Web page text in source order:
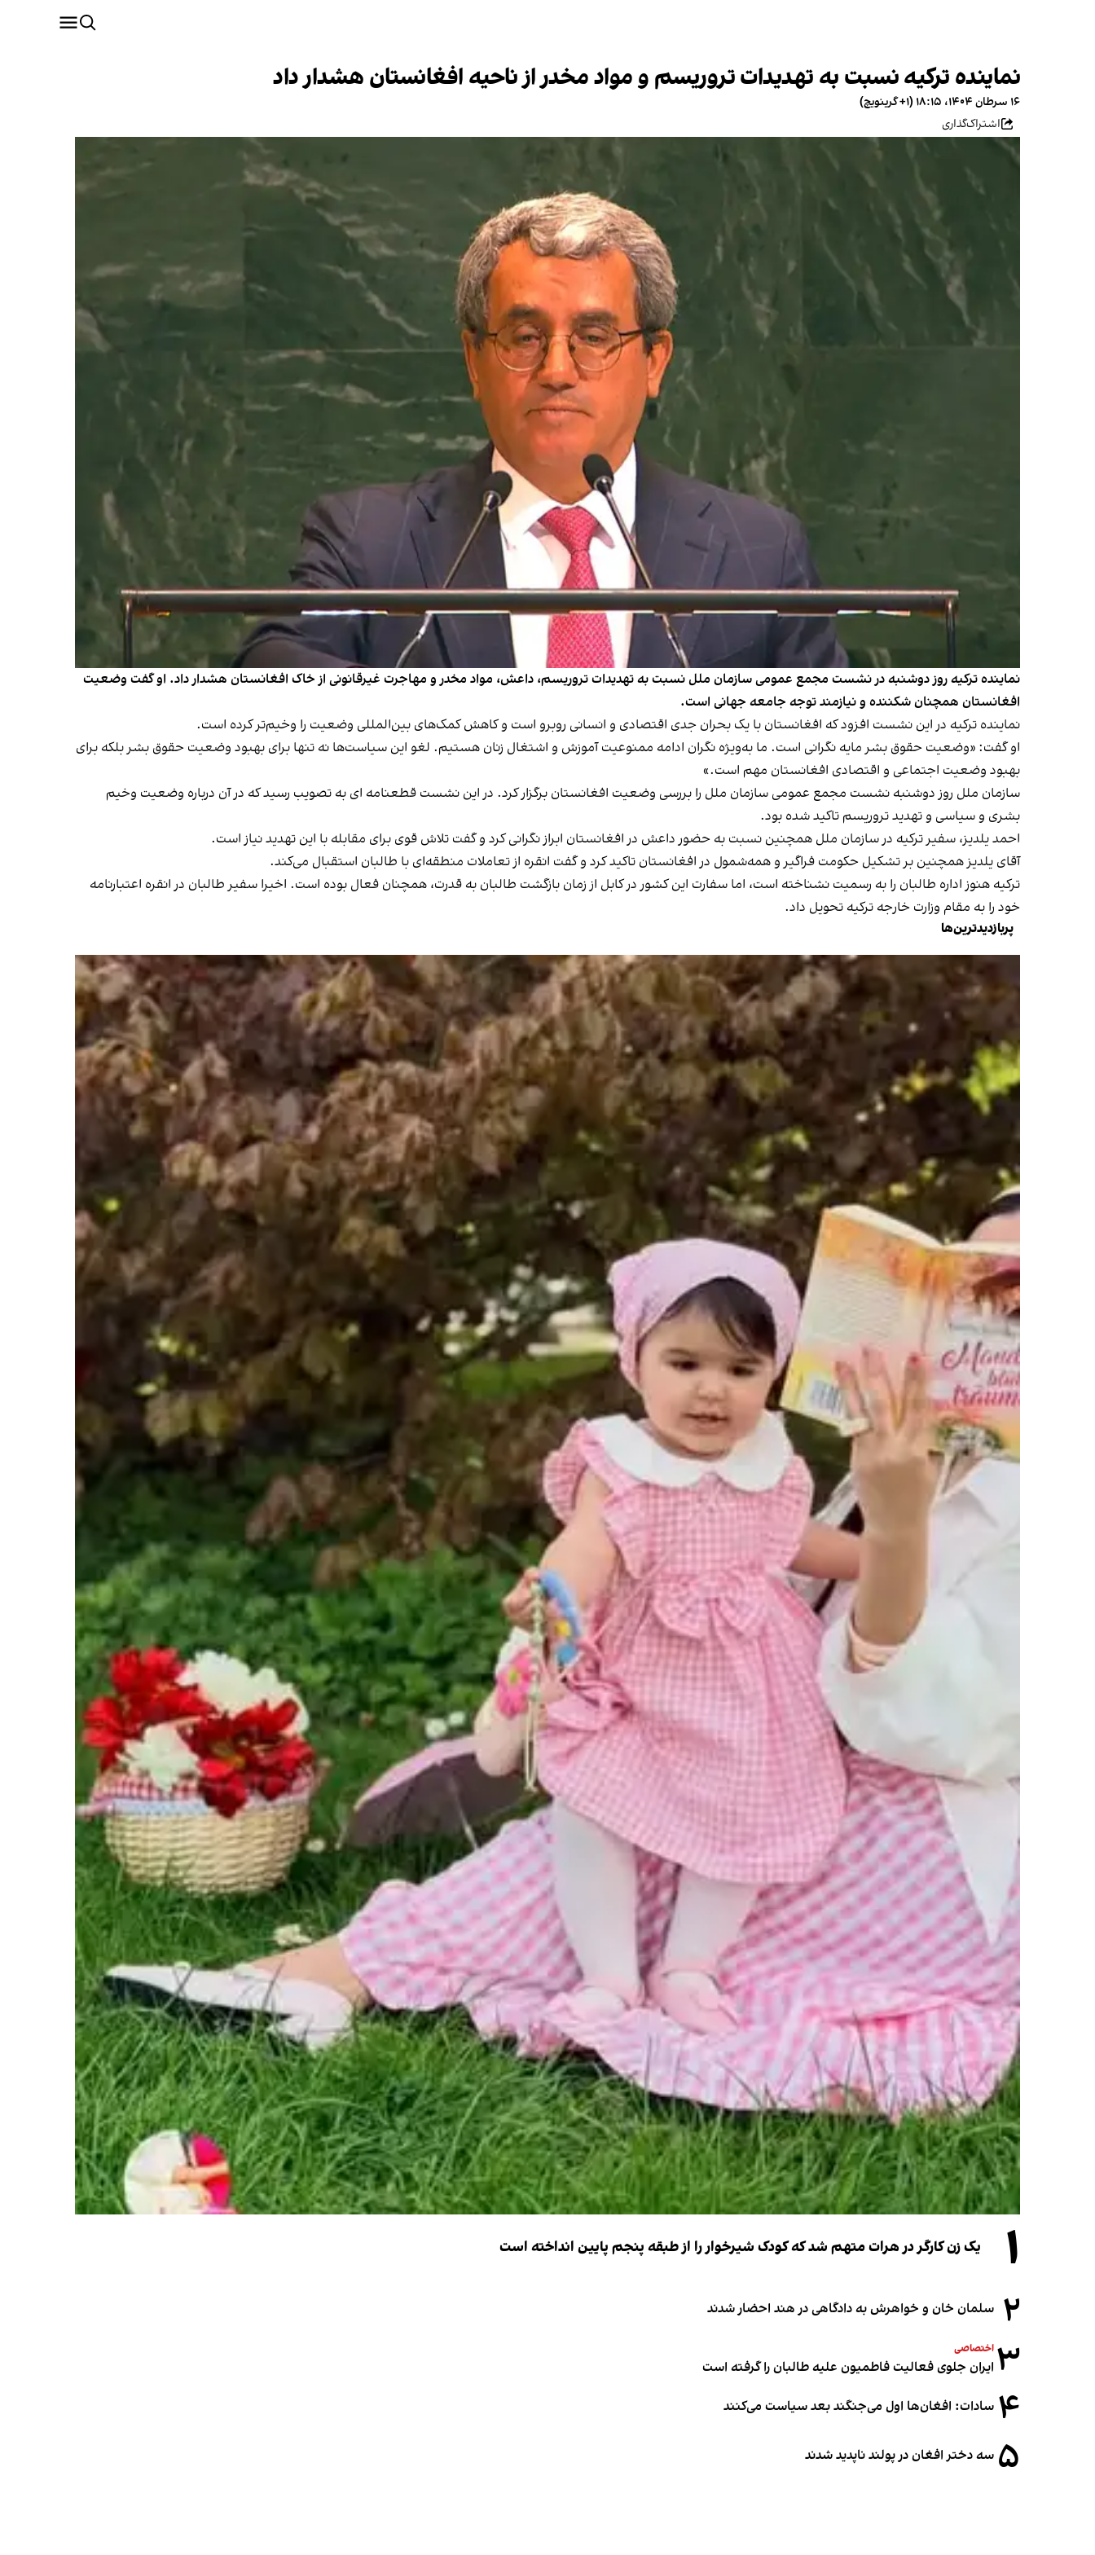
نماینده ترکیه نسبت به تهدیدات تروریسم و مواد مخدر از ناحیه افغانستان هشدار داد
۱۶ سرطان ۱۴۰۴، ۱۸:۱۵ (‎+۱ گرینویچ)
اشتراک‌گذاری
نماینده ترکیه روز دوشنبه در نشست مجمع عمومی سازمان ملل نسبت به تهدیدات تروریسم، داعش، مواد مخدر و مهاجرت غیرقانونی از خاک افغانستان هشدار داد. او گفت وضعیت
افغانستان همچنان شکننده و نیازمند توجه جامعه جهانی است.
نماینده ترکیه در این نشست افزود که افغانستان با یک بحران جدی اقتصادی و انسانی روبرو است و کاهش کمک‌های بین‌المللی وضعیت را وخیم‌تر کرده است.
او گفت: «وضعیت حقوق بشر مایه نگرانی است. ما به‌ویژه نگران ادامه ممنوعیت آموزش و اشتغال زنان هستیم. لغو این سیاست‌ها نه تنها برای بهبود وضعیت حقوق بشر بلکه برای
بهبود وضعیت اجتماعی و اقتصادی افغانستان مهم است.»
سازمان ملل روز دوشنبه نشست مجمع عمومی سازمان ملل را بررسی وضعیت افغانستان برگزار کرد. در این نشست قطعنامه ای به تصویب رسید که در آن درباره وضعیت وخیم
بشری و سیاسی و تهدید تروریسم تاکید شده بود.
احمد یلدیز، سفیر ترکیه در سازمان ملل همچنین نسبت به حضور داعش در افغانستان ابراز نگرانی کرد و گفت تلاش قوی برای مقابله با این تهدید نیاز است.
آقای یلدیز همچنین بر تشکیل حکومت فراگیر و همه‌شمول در افغانستان تاکید کرد و گفت انقره از تعاملات منطقه‌ای با طالبان استقبال می‌کند.
ترکیه هنوز اداره طالبان را به رسمیت نشناخته است، اما سفارت این کشور در کابل از زمان بازگشت طالبان به قدرت، همچنان فعال بوده است. اخیرا سفیر طالبان در انقره اعتبارنامه
خود را به مقام وزارت خارجه ترکیه تحویل داد.
پربازدیدترین‌ها
۱ یک زن کارگر در هرات متهم شد که کودک شیرخوار را از طبقه پنجم پایین انداخته است
۲ سلمان خان و خواهرش به دادگاهی در هند احضار شدند
۳ اختصاصی
ایران جلوی فعالیت فاطمیون علیه طالبان را گرفته است
۴ سادات: افغان‌ها اول می‌جنگند بعد سیاست می‌کنند
۵ سه دختر افغان در پولند ناپدید شدند